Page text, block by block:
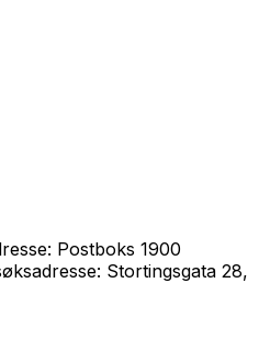
Postboks 1900
Stortingsgata 28,